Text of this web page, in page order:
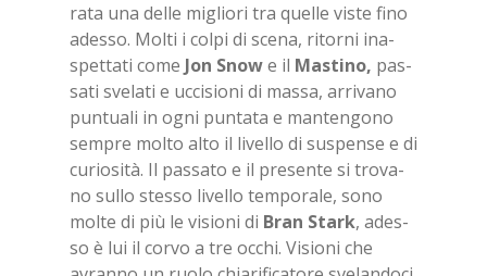
ra­ta una del­le mi­glio­ri tra quel­le vi­ste fino
ades­so. Mol­ti i col­pi di sce­na, ri­tor­ni ina­
spet­ta­ti come Jon Snowe il Ma­sti­no, pas­
sa­ti sve­la­ti e uc­ci­sio­ni di mas­sa, ar­ri­va­no
pun­tua­li in ogni pun­ta­ta e man­ten­go­no
sem­pre mol­to alto il li­vel­lo di su­spen­se e di
cu­rio­si­tà. Il pas­sa­to e il pre­sen­te si tro­va­
no sul­lo stes­so li­vel­lo tem­po­ra­le, sono
mol­te di più le vi­sio­ni di Bran Stark, ades­
so è lui il cor­vo a tre oc­chi. Vi­sio­ni che